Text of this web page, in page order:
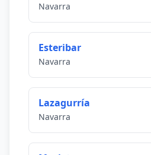
Navarra
Esteribar
Navarra
Lazagurría
Navarra